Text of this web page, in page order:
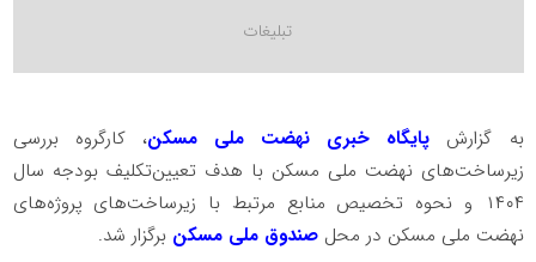
به گزارش پایگاه خبری نهضت ملی مسکن، کارگروه بررسی
زیرساخت‌های نهضت ملی مسکن با هدف تعیین‌تکلیف بودجه سال
۱۴۰۴ و نحوه تخصیص منابع مرتبط با زیرساخت‌های پروژه‌های
نهضت ملی مسکن در محل صندوق ملی مسکن برگزار شد.